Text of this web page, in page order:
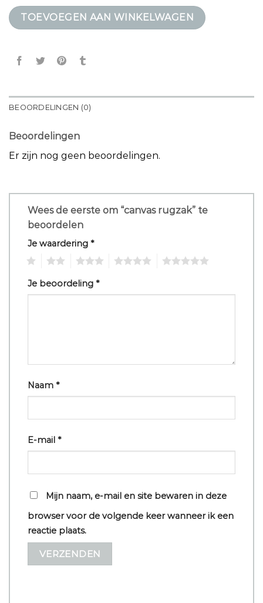
TOEVOEGEN AAN WINKELWAGEN
BEOORDELINGEN (0)
Beoordelingen
Er zijn nog geen beoordelingen.
Wees de eerste om “canvas rugzak” te
beoordelen
Je waardering *
Je beoordeling *
Naam *
E-mail *
Mijn naam, e-mail en site bewaren in deze
browser voor de volgende keer wanneer ik een
reactie plaats.